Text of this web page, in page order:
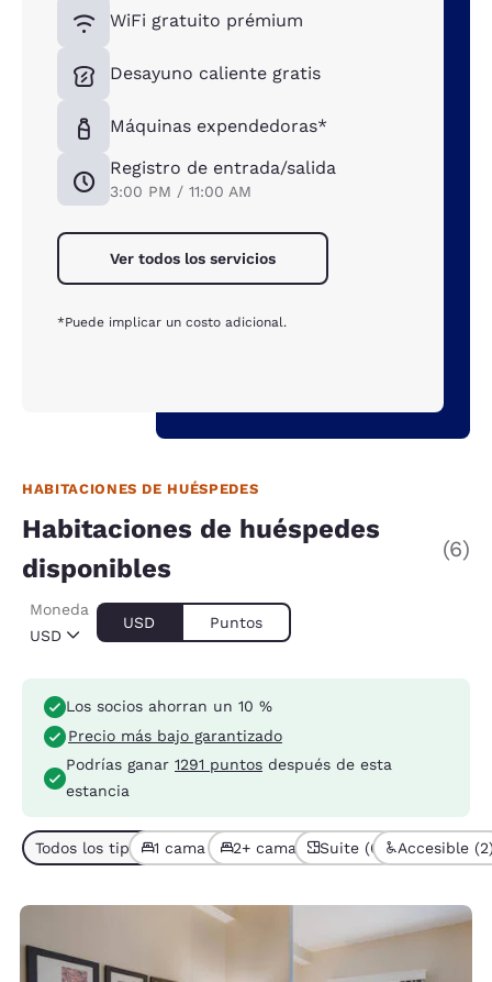
WiFi gratuito prémium
Desayuno caliente gratis
Máquinas expendedoras*
Registro de entrada/salida
3:00 PM / 11:00 AM
Ver todos los servicios
*Puede implicar un costo adicional.
HABITACIONES DE HUÉSPEDES
Habitaciones de huéspedes
disponibles
(6)
USD
Moneda
USD Puntos
Los socios ahorran un 10 %
Precio más bajo garantizado
Podrías ganar 1291 puntos después de esta
estancia
Todos los tipos de habitación (6)
1 cama (4)2+ camas (2)Suite (6) Accesible